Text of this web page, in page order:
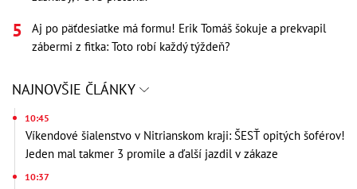
Aj po päťdesiatke má formu! Erik Tomáš šokuje a prekvapil
zábermi z fitka: Toto robí každý týždeň?
NAJNOVŠIE ČLÁNKY
10:45
Víkendové šialenstvo v Nitrianskom kraji: ŠESŤ opitých šoférov!
Jeden mal takmer 3 promile a ďalší jazdil v zákaze
10:37